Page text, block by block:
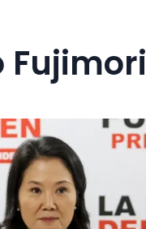
Fujimori